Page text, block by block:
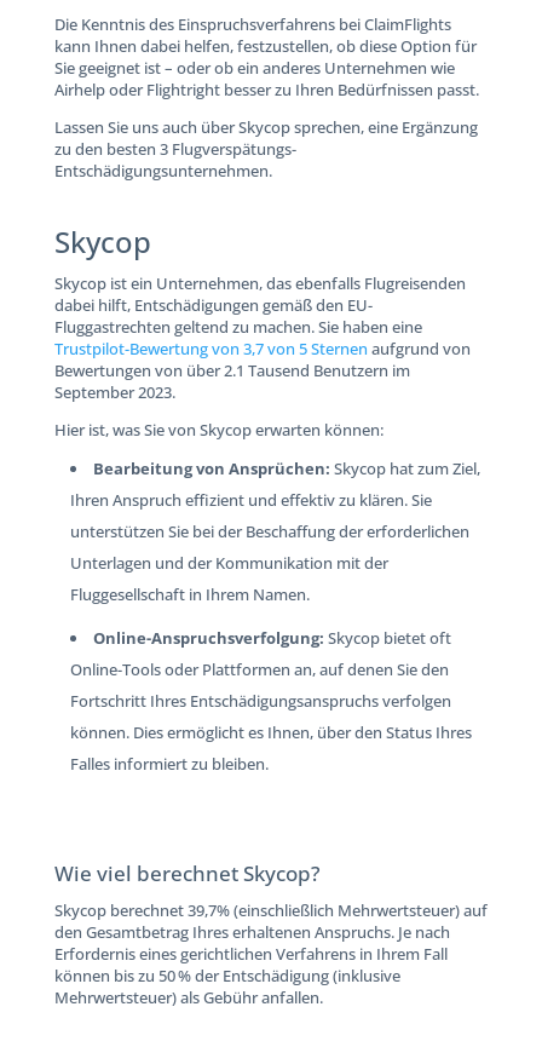
Die Kenntnis des Einspruchsverfahrens bei ClaimFlights
kann Ihnen dabei helfen, festzustellen, ob diese Option für
Sie geeignet ist – oder ob ein anderes Unternehmen wie
Airhelp oder Flightright besser zu Ihren Bedürfnissen passt.
Lassen Sie uns auch über Skycop sprechen, eine Ergänzung
zu den besten 3 Flugverspätungs-
Entschädigungsunternehmen.
Skycop
Skycop ist ein Unternehmen, das ebenfalls Flugreisenden
dabei hilft, Entschädigungen gemäß den EU-
Fluggastrechten geltend zu machen. Sie haben eine
Trustpilot-Bewertung von 3,7 von 5 Sternen aufgrund von
Bewertungen von über 2.1 Tausend Benutzern im
September 2023.
Hier ist, was Sie von Skycop erwarten können:
Bearbeitung von Ansprüchen: Skycop hat zum Ziel,
Ihren Anspruch effizient und effektiv zu klären. Sie
unterstützen Sie bei der Beschaffung der erforderlichen
Unterlagen und der Kommunikation mit der
Fluggesellschaft in Ihrem Namen.
Online-Anspruchsverfolgung: Skycop bietet oft
Online-Tools oder Plattformen an, auf denen Sie den
Fortschritt Ihres Entschädigungsanspruchs verfolgen
können. Dies ermöglicht es Ihnen, über den Status Ihres
Falles informiert zu bleiben.
Wie viel berechnet Skycop?
Skycop berechnet 39,7% (einschließlich Mehrwertsteuer) auf
den Gesamtbetrag Ihres erhaltenen Anspruchs. Je nach
Erfordernis eines gerichtlichen Verfahrens in Ihrem Fall
können bis zu 50 % der Entschädigung (inklusive
Mehrwertsteuer) als Gebühr anfallen.